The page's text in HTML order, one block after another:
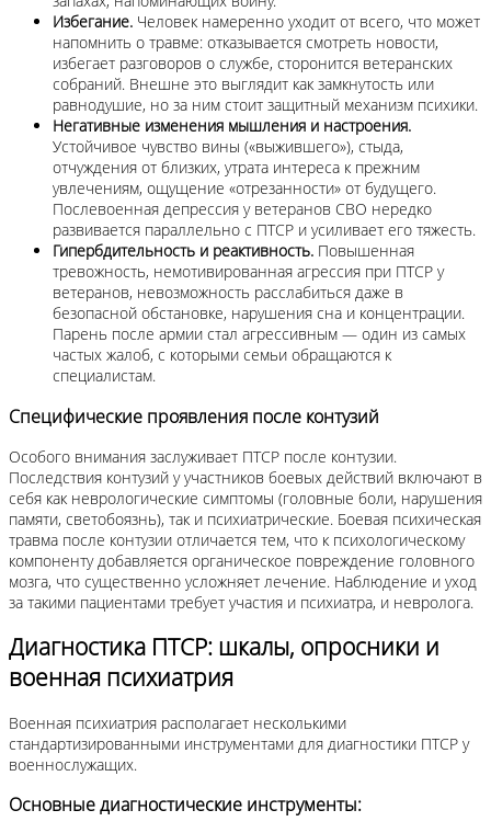
Избегание. Человек намеренно уходит от всего, что может
напомнить о травме: отказывается смотреть новости,
избегает разговоров о службе, сторонится ветеранских
собраний. Внешне это выглядит как замкнутость или
равнодушие, но за ним стоит защитный механизм психики.
Негативные изменения мышления и настроения.
Устойчивое чувство вины («выжившего»), стыда,
отчуждения от близких, утрата интереса к прежним
увлечениям, ощущение «отрезанности» от будущего.
Послевоенная депрессия у ветеранов СВО нередко
развивается параллельно с ПТСР и усиливает его тяжесть.
Гипербдительность и реактивность. Повышенная
тревожность, немотивированная агрессия при ПТСР у
ветеранов, невозможность расслабиться даже в
безопасной обстановке, нарушения сна и концентрации.
Парень после армии стал агрессивным — один из самых
частых жалоб, с которыми семьи обращаются к
специалистам.
Специфические проявления после контузий
Особого внимания заслуживает ПТСР после контузии.
Последствия контузий у участников боевых действий включают в
себя как неврологические симптомы (головные боли, нарушения
памяти, светобоязнь), так и психиатрические. Боевая психическая
травма после контузии отличается тем, что к психологическому
компоненту добавляется органическое повреждение головного
мозга, что существенно усложняет лечение. Наблюдение и уход
за такими пациентами требует участия и психиатра, и невролога.
Диагностика ПТСР: шкалы, опросники и
военная психиатрия
Военная психиатрия располагает несколькими
стандартизированными инструментами для диагностики ПТСР у
военнослужащих.
Основные диагностические инструменты: